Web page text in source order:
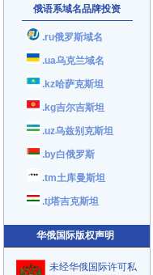
俄语系域名品牌投资
.ru俄罗斯域名
.ua乌克兰域名
.kz哈萨克斯坦
.kg吉尔吉斯坦
.uz乌兹别克斯坦
.by白俄罗斯
.tm土库曼斯坦
.tj塔吉克斯坦
华俄国际版权声明
未经华俄国际许可私